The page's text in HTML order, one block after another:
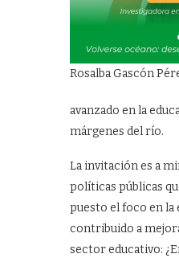
Rosalba Gascón
avanzado en la
márgenes del río.
La invitación es a
políticas públicas
puesto el foco en la
contribuido a
sector educativo: